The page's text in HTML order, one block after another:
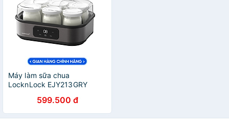
Máy làm sữa chua
LocknLock EJY213GRY
240V, 50/60Hz, 20W, 1.08L
- Màu xám - Hàng Chính
Hãng - JoyMall
599.500 đ